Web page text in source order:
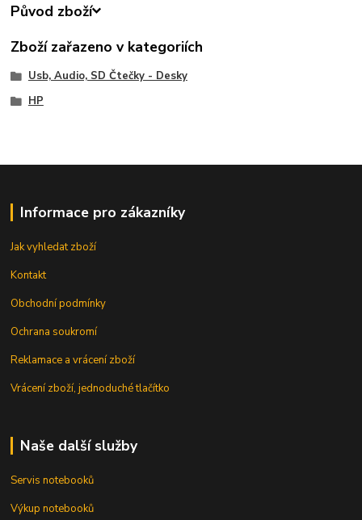
Původ zboží
Zboží zařazeno v kategoriích
Usb, Audio, SD Čtečky - Desky
HP
Informace pro zákazníky
Jak vyhledat zboží
Kontakt
Obchodní podmínky
Ochrana soukromí
Reklamace a vrácení zboží
Vrácení zboží, jednoduché tlačítko
Naše další služby
Servis notebooků
Výkup notebooků